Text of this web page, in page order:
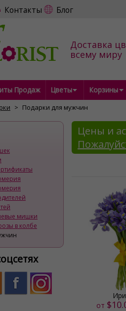
Контакты Блог
Доставка
всему миру
Продаж Цветы Корзины
Подарки для мужчин
мишки
в колбе
Цены и
от